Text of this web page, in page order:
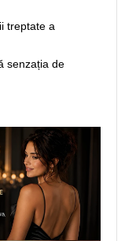
treptate a
senzația de